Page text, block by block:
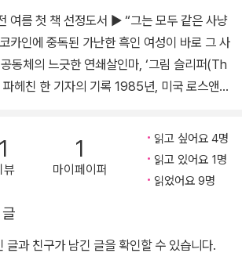
정도서 ▶ “그는 모두 같은 사냥
의 기록 1985년, 미국 로스앤젤
슴에 세 발의 총알 흔적이 있는 흑인 여성 데브
른 이 첫 번째 살인은 이후에 있을 열 건이 넘
었다. 그러나 이 사건은 하루가 멀다 하고 살인
잊혀갔다. 2006년, <People>의 선임기자
Pelisek)은 평소 취재를 위해 자주 찾던
1
뷰
1
마이페이퍼
읽고 싶어요 4명
읽고 있어요 1명
읽었어요 9명
글과 친구가 남긴 글을 확인할 수 있습니다.